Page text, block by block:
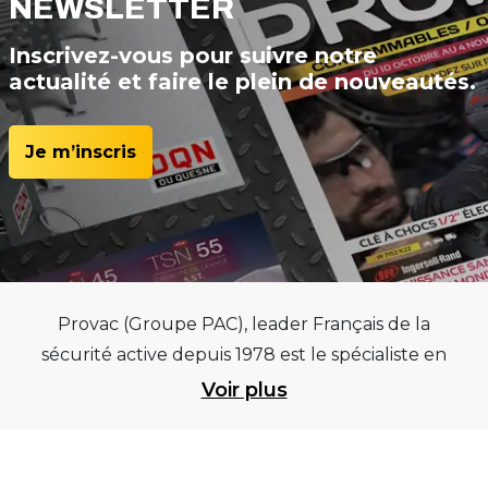
NEWSLETTER
Inscrivez-vous pour suivre notre
actualité et faire le plein de nouveautés.
Je m’inscris
Provac (Groupe PAC), leader Français de la
sécurité active depuis 1978 est le spécialiste en
équipements pour garages et centres
Voir plus